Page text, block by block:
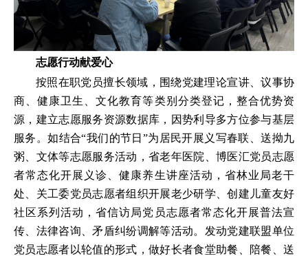
志愿行动献爱心
按照在职党员擅长领域，围绕党建理论宣讲、议事协
商、健康卫生、文化教育等类别分类登记，整合优势资
源，建立志愿服务资源数据库，因势利导多方位参与基层
服务。如结合“我们的节日”为居民开展义写春联、送拗九
粥、文体等志愿服务活动，省老年医院、博医汇党员志愿
者常态化开展义诊、健康养生讲座活动，省林业局老干
处、关工委党员志愿者组织开展老少研学、创建儿童友好
社区系列活动，省信访局党员志愿者常态化开展普法宣
传、法律咨询、矛盾纠纷调解等活动。发动党建联盟单位
党员志愿者以轮值的形式，做好长者食堂助餐、陪餐、送